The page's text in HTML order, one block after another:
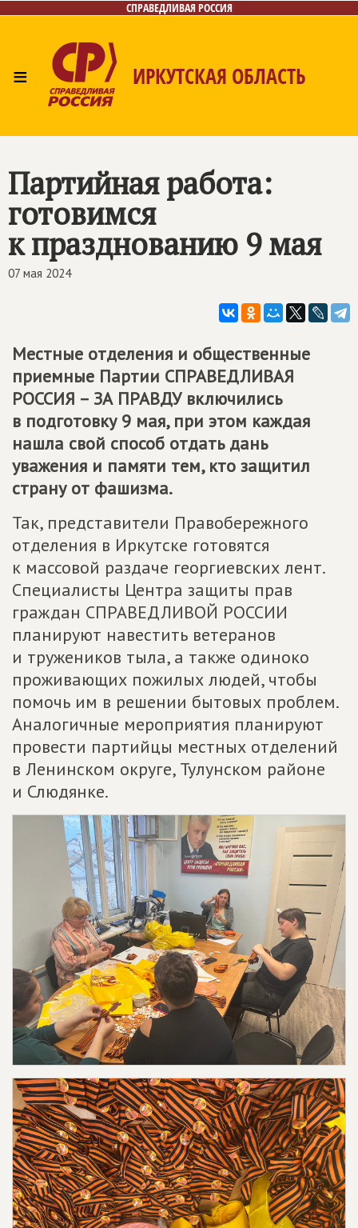
СПРАВЕДЛИВАЯ РОССИЯ
≡ ИРКУТСКАЯ ОБЛАСТЬ
Интернет-приёмная
Партийная работа:
готовимся
к празднованию 9 мая
07 мая 2024
Местные отделения и общественные
приемные Партии СПРАВЕДЛИВАЯ
РОССИЯ – ЗА ПРАВДУ включились
в подготовку 9 мая, при этом каждая
нашла свой способ отдать дань
уважения и памяти тем, кто защитил
страну от фашизма.
Так, представители Правобережного
отделения в Иркутске готовятся
к массовой раздаче георгиевских лент.
Специалисты Центра защиты прав
граждан СПРАВЕДЛИВОЙ РОССИИ
планируют навестить ветеранов
и тружеников тыла, а также одиноко
проживающих пожилых людей, чтобы
помочь им в решении бытовых проблем.
Аналогичные мероприятия планируют
провести партийцы местных отделений
в Ленинском округе, Тулунском районе
и Слюдянке.